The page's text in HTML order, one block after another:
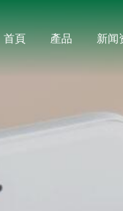
首頁 產品 新闻